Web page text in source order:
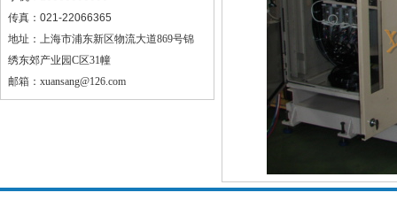
传真： 021-22066365
地址： 上海市浦东新区物流大道869号锦
绣东郊产业园C区31幢
邮箱：xuansang@126.com